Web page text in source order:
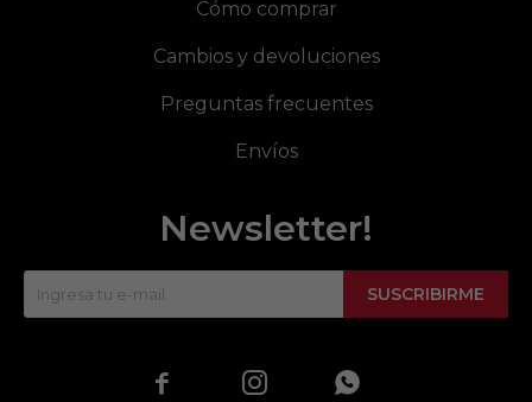
Cómo comprar
Cambios y devoluciones
Preguntas frecuentes
Envíos
Newsletter!
SUSCRIBIRME
  